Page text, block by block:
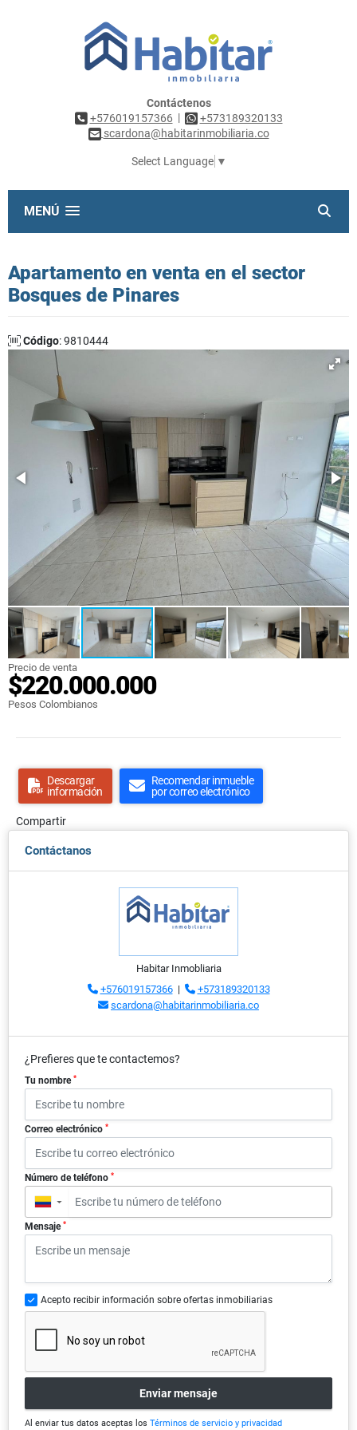
Contáctenos
+576019157366 |
+573189320133
scardona@habitarinmobiliaria.co
Select Language ▼
MENÚ
Apartamento en venta en el sector
Bosques de Pinares
Código: 9810444
Precio de venta
$220.000.000
Pesos Colombianos
Descargar
información
Recomendar inmueble
por correo electrónico
Compartir
Contáctanos
Habitar Inmobliaria
+576019157366|
+573189320133
scardona@habitarinmobiliaria.co
¿Prefieres que te contactemos?
Tu nombre *
Correo electrónico *
Número de teléfono *
▼
Mensaje *
Acepto recibir información sobre ofertas inmobiliarias
Enviar mensaje
Al enviar tus datos aceptas los Términos de servicio y privacidad